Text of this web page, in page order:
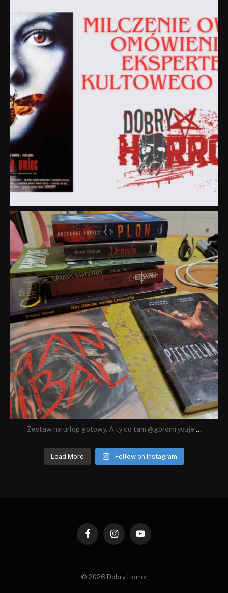
Sie 19
dobryhorror
Lip 31
Zestaw na urlop gotowy. A ty co tam @goromrysuje ...
Load More Follow on Instagram
FacebookInstagramYouTube
© 2026 Dobry Horror